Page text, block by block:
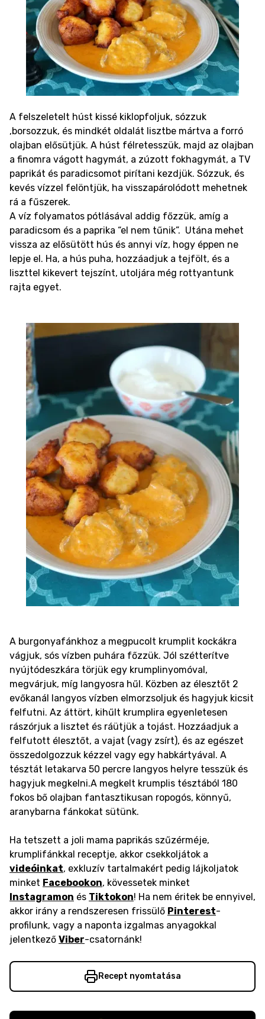
A felszeletelt húst kissé kiklopfoljuk, sózzuk
,borsozzuk, és mindkét oldalát lisztbe mártva a forró
olajban elősütjük. A húst félretesszük, majd az olajban
a finomra vágott hagymát, a zúzott fokhagymát, a TV
paprikát és paradicsomot pirítani kezdjük. Sózzuk, és
kevés vízzel felöntjük, ha visszapárolódott mehetnek
rá a fűszerek.
A víz folyamatos pótlásával addig főzzük, amíg a
paradicsom és a paprika “el nem tűnik”. Utána mehet
vissza az elősütött hús és annyi víz, hogy éppen ne
lepje el. Ha, a hús puha, hozzáadjuk a tejfölt, és a
liszttel kikevert tejszínt, utoljára még rottyantunk
rajta egyet.
A burgonyafánkhoz a megpucolt krumplit kockákra
vágjuk, sós vízben puhára főzzük. Jól szétterítve
nyújtódeszkára törjük egy krumplinyomóval,
megvárjuk, míg langyosra hűl. Közben az élesztőt 2
evőkanál langyos vízben elmorzsoljuk és hagyjuk kicsit
felfutni. Az áttört, kihűlt krumplira egyenletesen
rászórjuk a lisztet és ráütjük a tojást. Hozzáadjuk a
felfutott élesztőt, a vajat (vagy zsírt), és az egészet
összedolgozzuk kézzel vagy egy habkártyával. A
tésztát letakarva 50 percre langyos helyre tesszük és
hagyjuk megkelni.A megkelt krumplis tésztából 180
fokos bő olajban fantasztikusan ropogós, könnyű,
aranybarna fánkokat sütünk.
Ha tetszett a joli mama paprikás szűzérméje,
krumplifánkkal receptje, akkor csekkoljátok a
videóinkat, exkluzív tartalmakért pedig lájkoljatok
minket Facebookon, kövessetek minket
Instagramon és Tiktokon! Ha nem éritek be ennyivel,
akkor irány a rendszeresen frissülő Pinterest-
profilunk, vagy a naponta izgalmas anyagokkal
jelentkező Viber-csatornánk!
Recept nyomtatása